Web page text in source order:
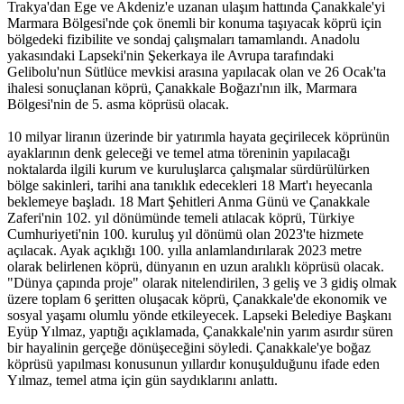
Trakya'dan Ege ve Akdeniz'e uzanan ulaşım hattında Çanakkale'yi
Marmara Bölgesi'nde çok önemli bir konuma taşıyacak köprü için
bölgedeki fizibilite ve sondaj çalışmaları tamamlandı. Anadolu
yakasındaki Lapseki'nin Şekerkaya ile Avrupa tarafındaki
Gelibolu'nun Sütlüce mevkisi arasına yapılacak olan ve 26 Ocak'ta
ihalesi sonuçlanan köprü, Çanakkale Boğazı'nın ilk, Marmara
Bölgesi'nin de 5. asma köprüsü olacak.
10 milyar liranın üzerinde bir yatırımla hayata geçirilecek köprünün
ayaklarının denk geleceği ve temel atma töreninin yapılacağı
noktalarda ilgili kurum ve kuruluşlarca çalışmalar sürdürülürken
bölge sakinleri, tarihi ana tanıklık edecekleri 18 Mart'ı heyecanla
beklemeye başladı. 18 Mart Şehitleri Anma Günü ve Çanakkale
Zaferi'nin 102. yıl dönümünde temeli atılacak köprü, Türkiye
Cumhuriyeti'nin 100. kuruluş yıl dönümü olan 2023'te hizmete
açılacak. Ayak açıklığı 100. yılla anlamlandırılarak 2023 metre
olarak belirlenen köprü, dünyanın en uzun aralıklı köprüsü olacak.
"Dünya çapında proje" olarak nitelendirilen, 3 geliş ve 3 gidiş olmak
üzere toplam 6 şeritten oluşacak köprü, Çanakkale'de ekonomik ve
sosyal yaşamı olumlu yönde etkileyecek. Lapseki Belediye Başkanı
Eyüp Yılmaz, yaptığı açıklamada, Çanakkale'nin yarım asırdır süren
bir hayalinin gerçeğe dönüşeceğini söyledi. Çanakkale'ye boğaz
köprüsü yapılması konusunun yıllardır konuşulduğunu ifade eden
Yılmaz, temel atma için gün saydıklarını anlattı.